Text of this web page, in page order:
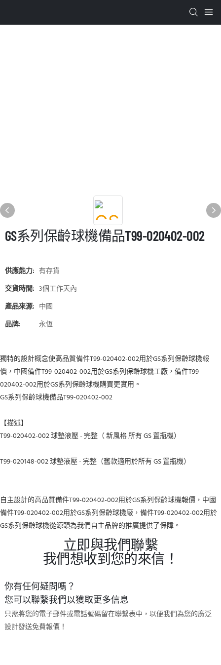
GS系列保齡球機備品T99-020402-002
供應能力: 有存貨
交貨時間: 3個工作天內
產品來源: 中國
品牌:
永恆
獨特的設計概念使高品質備件T99-020402-002用於GS系列保齡球機報
價，中國備件T99-020402-002用於GS系列保齡球機工廠，備件T99-
020402-002用於GS系列保齡球機購買更實用。
GS系列保齡球機備品T99-020402-002
【描述】
T99-020402-002 球墊液壓 - 完整（新風格所有 GS 置瓶機）
T99-020148-002球墊液壓 - 完整（舊款適用於所有 GS 置瓶機）
自主設計的高品質備件T99-020402-002用於GS系列保齡球機報價，中國
備件T99-020402-002用於GS系列保齡球機廠，備件T99-020402-002用於
GS系列保齡球機從源頭為我們自主品牌的推廣提供了保障。
立即與我們聯繫
我們想收到您的來信！
你有任何疑問嗎？
您可以聯繫我們以獲取更多信息
只需將您的電子郵件或電話號碼留在聯繫表中，以便我們為您的廣泛
設計發送免費報價！